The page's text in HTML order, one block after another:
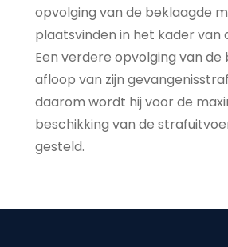
opvolging van de beklaagde
plaatsvinden in het kader van
Een verdere opvolging van de
afloop van zijn
daarom wordt hij voor de
beschikking van de
gesteld.